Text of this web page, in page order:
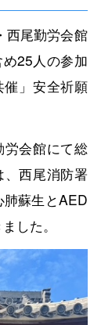
西尾勤労会館
25人の参加
催」安全祈願
会館にて総
西尾消防署
肺蘇生とAED
した。